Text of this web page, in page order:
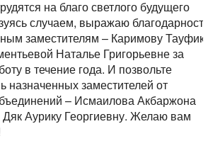
на благо светлого будущего
случаем, выражаю
заместителям – Каримову
Наталье Григорьевне за
в течение года. И позвольте
назначенных заместителей от
– Исмаилова Акбаржона
Аурику Георгиевну. Желаю вам